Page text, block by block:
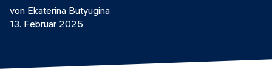
Data Science
DevOps zu LLMOps
Consulting
Prototyping
von Ekaterina Butyugina
13. Februar 2025